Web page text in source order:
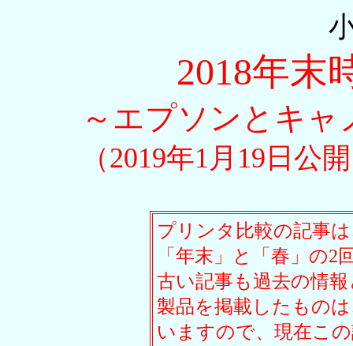
2018年末
～エプソンとキ
（2019年1月19日公
プリンタ比較の記事
「年末」と「春」の
古い記事も過去の情
製品を掲載したもの
いますので、現在こ